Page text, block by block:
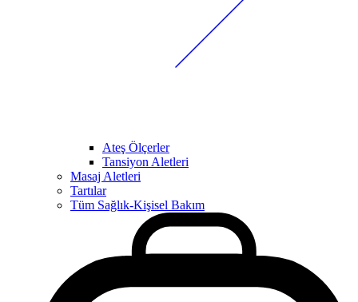
Ateş Ölçerler
Tansiyon Aletleri
Masaj Aletleri
Tartılar
Tüm Sağlık-Kişisel Bakım